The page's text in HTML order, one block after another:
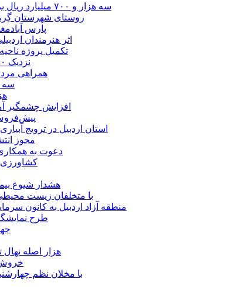
سه هزار و ۷۰۰ میلیارد ریال برای توسعه زیرساخت عشایر اردبیل ابلاغ شد
۴۰ روستای شهرستان
پارس آبادمغان ۸۵ درصد بذر ذرت کشور را
۴۵ اثر هنرمندان
تکمیل پروژه
نزدیک ۷۰ انشعاب غیرمجاز برق در اردبیل برچیده شد
همراهی
سه
افزایش چشمگیر
استان اردبیل در ترویج
مجوز
دعوت به
کشاورزی
هشدار شیوع
با متخلفان زیست
منطقه آزاد اردبیل به کانون
طرح
۹۰۰هزار اصله
خروش
با مخلان نظم